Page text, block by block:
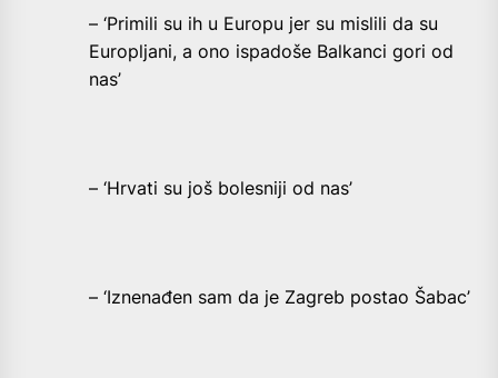
– ‘Primili su ih u Europu jer su mislili da su
Europljani, a ono ispadoše Balkanci gori od
nas’
– ‘Hrvati su još bolesniji od nas’
– ‘Iznenađen sam da je Zagreb postao Šabac’